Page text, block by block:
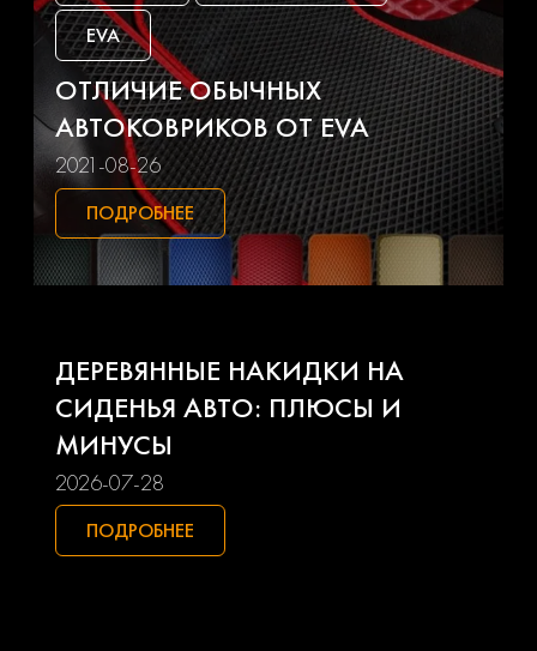
Great wall Haval
Honda Hummer
Hyundai Infiniti
Jaguar Jeep
Kia Lada
Lifan Mazda
Mitsubishi
EVA
ОТЛИЧИЕ ОБЫЧНЫХ
АВТОКОВРИКОВ ОТ EVA
2021-08-26
ПОДРОБНЕЕ
ДЕРЕВЯННЫЕ НАКИДКИ НА
СИДЕНЬЯ АВТО: ПЛЮСЫ И
МИНУСЫ
2026-07-28
ПОДРОБНЕЕ